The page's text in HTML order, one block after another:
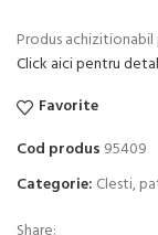
Produs achizitionabil
Click aici pentru
Favorite
Cod produs 95409
Categorie: Clesti,